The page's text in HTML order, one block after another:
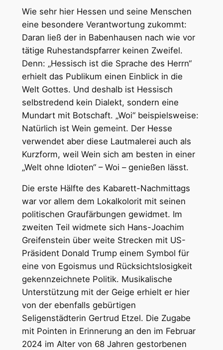
Wie sehr hier Hessen und seine Menschen
eine besondere Verantwortung zukommt:
Daran ließ der in Babenhausen nach wie vor
tätige Ruhestandspfarrer keinen Zweifel.
Denn: „Hessisch ist die Sprache des Herrn“
erhielt das Publikum einen Einblick in die
Welt Gottes. Und deshalb ist Hessisch
selbstredend kein Dialekt, sondern eine
Mundart mit Botschaft. „Woi“ beispielsweise:
Natürlich ist Wein gemeint. Der Hesse
verwendet aber diese Lautmalerei auch als
Kurzform, weil Wein sich am besten in einer
„Welt ohne Idioten“ – Woi – genießen lässt.
Die erste Hälfte des Kabarett-Nachmittags
war vor allem dem Lokalkolorit mit seinen
politischen Graufärbungen gewidmet. Im
zweiten Teil widmete sich Hans-Joachim
Greifenstein über weite Strecken mit US-
Präsident Donald Trump einem Symbol für
eine von Egoismus und Rücksichtslosigkeit
gekennzeichnete Politik. Musikalische
Unterstützung mit der Geige erhielt er hier
von der ebenfalls gebürtigen
Seligenstädterin Gertrud Etzel. Die Zugabe
mit Pointen in Erinnerung an den im Februar
2024 im Alter von 68 Jahren gestorbenen